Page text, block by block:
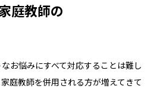
庭教師の
お悩みにすべて対応することは難し
庭教師を併用される方が増えてきて